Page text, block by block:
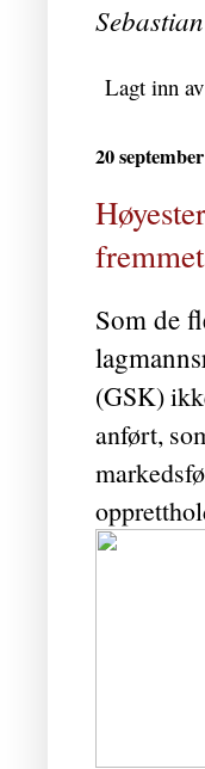
Lagt inn av
20
Som de
(GSK)
anført,